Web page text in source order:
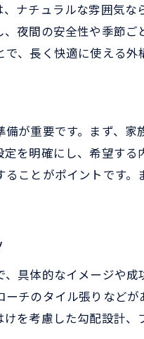
外構工事で叶
外構工事のプ
外構工事の施
フェンス設
駐車場中心の
コンクリート
予算に合わせた
外構工事を予
施工例から
ナチュラルな雰囲気
夜間の安全性や季節
、長く快適に使える外
が重要です。まず、
を明確にし、希望す
ことがポイントです
具体的なイメージや
チのタイル張りなど
を考慮した勾配設計